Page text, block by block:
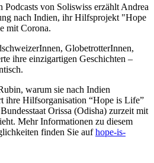
Podcasts von Soliswiss erzählt Andrea
nach Indien, ihr Hilfsprojekt "Hope
mit Corona.
GlobetrotterInnen,
ihre einzigartigen Geschichten –
warum sie nach Indien
ihre Hilfsorganisation “Hope is Life”
Orissa (Odisha) zurzeit mit
Mehr Informationen zu diesem
finden Sie aufhope-is-